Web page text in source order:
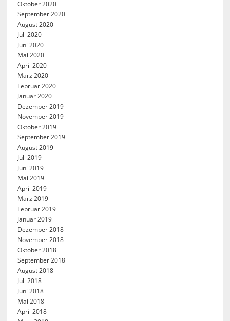
Oktober 2020
September 2020
August 2020
Juli 2020
Juni 2020
Mai 2020
April 2020
März 2020
Februar 2020
Januar 2020
Dezember 2019
November 2019
Oktober 2019
September 2019
August 2019
Juli 2019
Juni 2019
Mai 2019
April 2019
März 2019
Februar 2019
Januar 2019
Dezember 2018
November 2018
Oktober 2018
September 2018
August 2018
Juli 2018
Juni 2018
Mai 2018
April 2018